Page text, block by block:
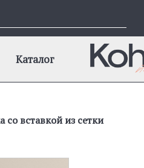
Каталог
со вставкой из сетки